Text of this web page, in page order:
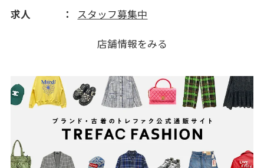
求人
スタッフ募集中
店舗情報をみる